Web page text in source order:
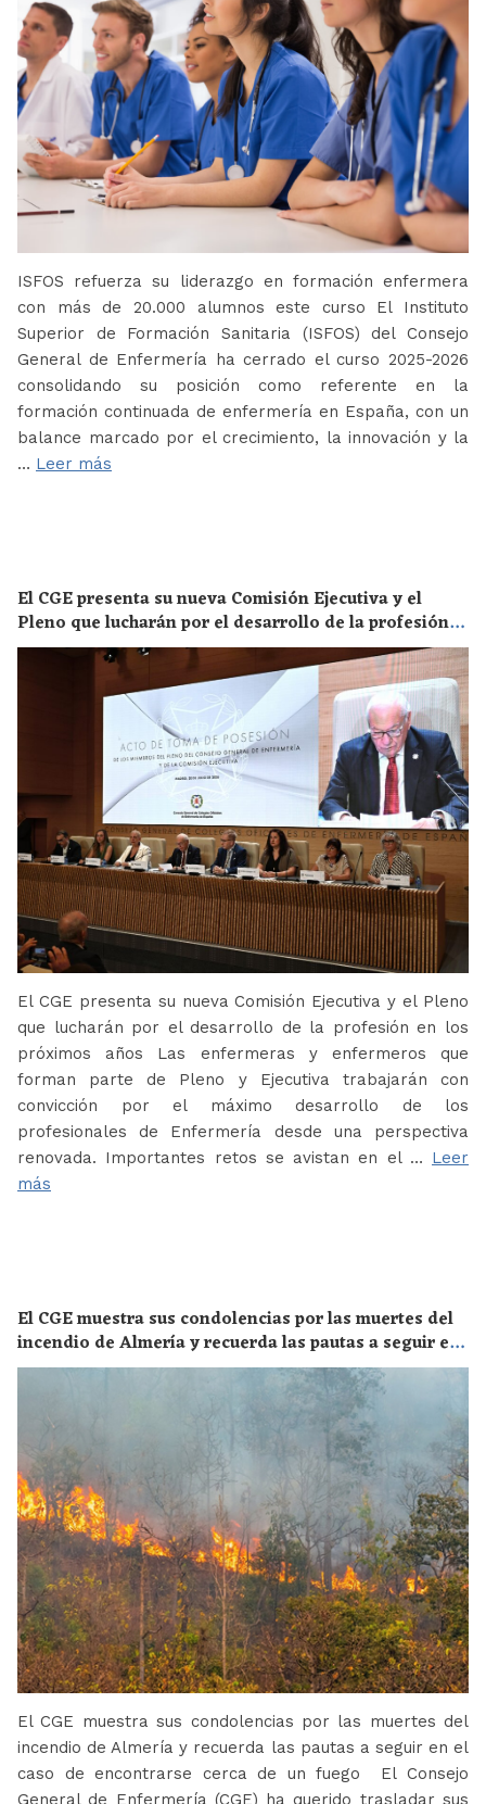
ISFOS refuerza su liderazgo en formación enfermera
con más de 20.000 alumnos este curso El Instituto
Superior de Formación Sanitaria (ISFOS) del Consejo
General de Enfermería ha cerrado el curso 2025-2026
consolidando su posición como referente en la
formación continuada de enfermería en España, con un
balance marcado por el crecimiento, la innovación y la
… Leer más
El CGE presenta su nueva Comisión Ejecutiva y el
Pleno que lucharán por el desarrollo de la profesión
en los próximos años
El CGE presenta su nueva Comisión Ejecutiva y el Pleno
que lucharán por el desarrollo de la profesión en los
próximos años Las enfermeras y enfermeros que
forman parte de Pleno y Ejecutiva trabajarán con
convicción por el máximo desarrollo de los
profesionales de Enfermería desde una perspectiva
renovada. Importantes retos se avistan en el … Leer
más
El CGE muestra sus condolencias por las muertes del
incendio de Almería y recuerda las pautas a seguir en
el caso de encontrarse cerca de un fuego
El CGE muestra sus condolencias por las muertes del
incendio de Almería y recuerda las pautas a seguir en el
caso de encontrarse cerca de un fuego El Consejo
General de Enfermería (CGE) ha querido trasladar sus